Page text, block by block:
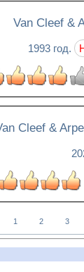
Van Cleef &
1993 год.
Cleef &
1 2 3